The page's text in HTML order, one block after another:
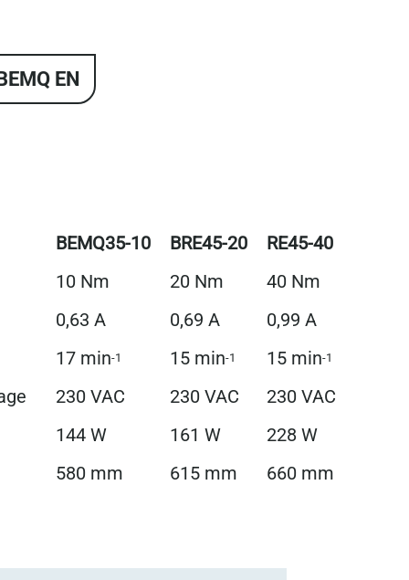
EN
BEMQ35-10 BRE45-20
RE45-40
10 Nm
20 Nm
40 Nm
0,63 A
0,69 A
0,99 A
17 min-1 15 min-1 15 min-1
230 VAC 230 VAC
230 VAC
144 W
161 W
228 W
580 mm
615 mm 660 mm